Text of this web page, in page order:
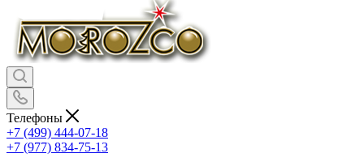
Телефоны
+7 (499) 444-07-18
+7 (977) 834-75-13